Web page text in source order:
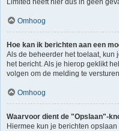
Limited heeft hier dus in geen
Omhoog
Hoe kan ik berichten aan een
Als de beheerder het toelaat,
het bericht. Als je hierop geklikt
volgen om de melding te
Omhoog
Waarvoor dient de "Opslaan"-
Hiermee kun je berichten